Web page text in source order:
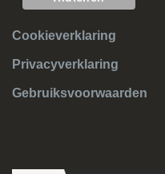
Cookieverklaring
Privacyverklaring
Gebruiksvoorwaarden